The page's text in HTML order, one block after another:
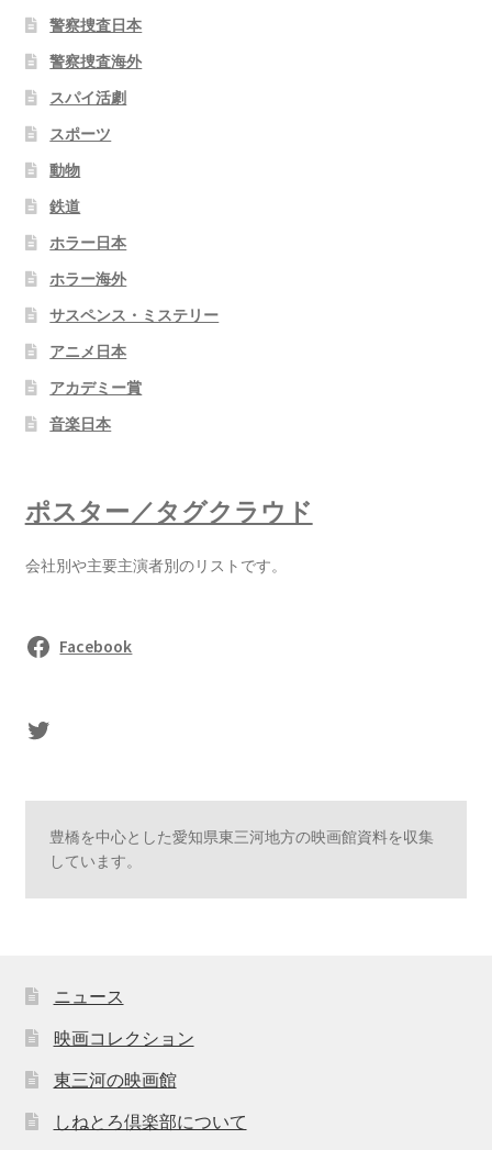
警察捜査日本
警察捜査海外
スパイ活劇
スポーツ
動物
鉄道
ホラー日本
ホラー海外
サスペンス・ミステリー
アニメ日本
アカデミー賞
音楽日本
ポスター／タグクラウド
会社別や主要主演者別のリストです。
Facebook
sasaki's Twitter
豊橋を中心とした愛知県東三河地方の映画館資料を収集
しています。
ニュース
映画コレクション
東三河の映画館
しねとろ倶楽部について